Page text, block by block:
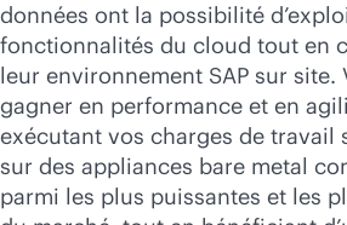
données ont la possibilité
fonctionnalités du cloud tout en
leur environnement SAP sur site.
gagner en performance et en
exécutant vos charges de travail
sur des appliances bare metal
parmi les plus puissantes et les